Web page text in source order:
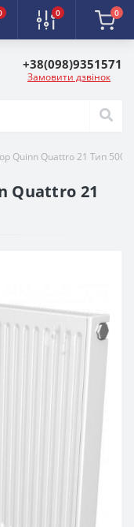
0 0
+38(098)9351571
Замовити дзвінок
Quinn Quattro 21 Тип
Quattro 21